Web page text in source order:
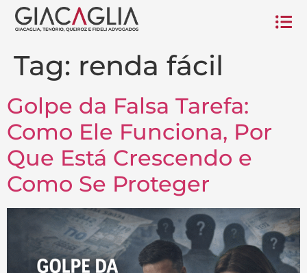
Tag: renda fácil
Golpe da Falsa Tarefa:
Como Ele Funciona, Por
Que Está Crescendo e
Como Se Proteger